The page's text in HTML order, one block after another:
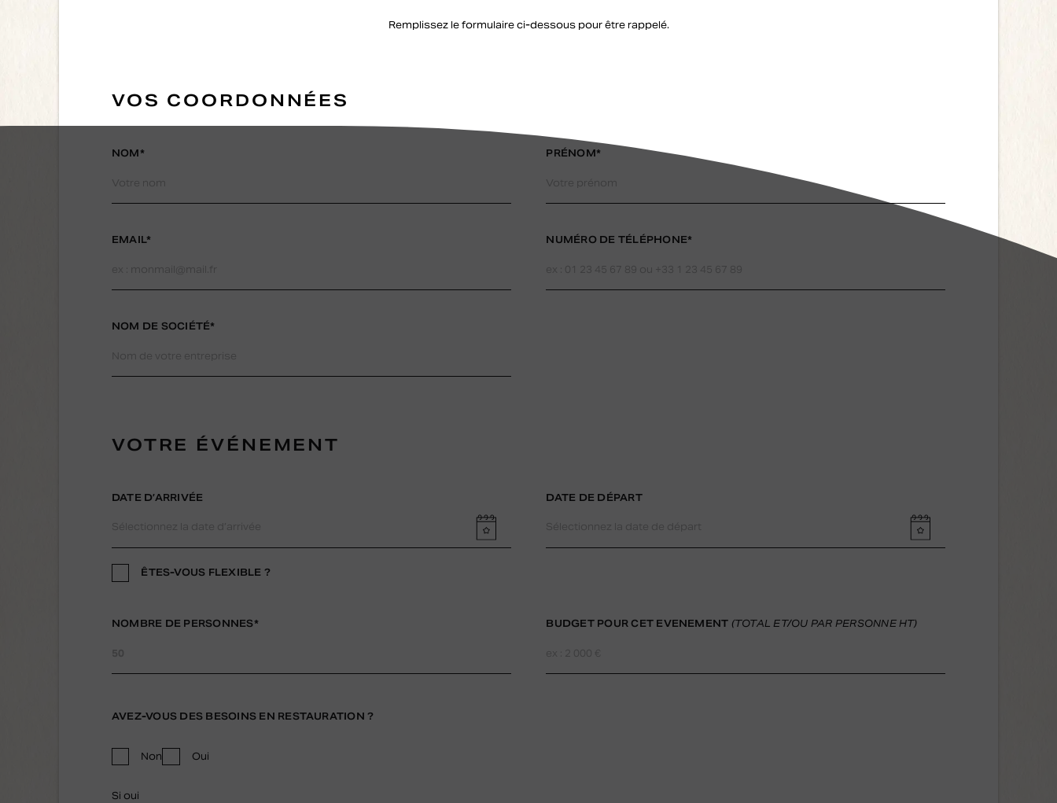
Remplissez le formulaire ci-dessous pour être rappelé.
VOS COORDONNÉES
NOM* PRÉNOM*
EMAIL* NUMÉRO DE TÉLÉPHONE*
NOM DE SOCIÉTÉ*
VOTRE ÉVÉNEMENT
DATE D’ARRIVÉE DATE DE DÉPART
ÊTES-VOUS FLEXIBLE ?
NOMBRE DE PERSONNES* BUDGET POUR CET EVENEMENT (TOTAL ET/OU PAR PERSONNE HT)
AVEZ-VOUS DES BESOINS EN RESTAURATION ?
Non Oui
Si oui